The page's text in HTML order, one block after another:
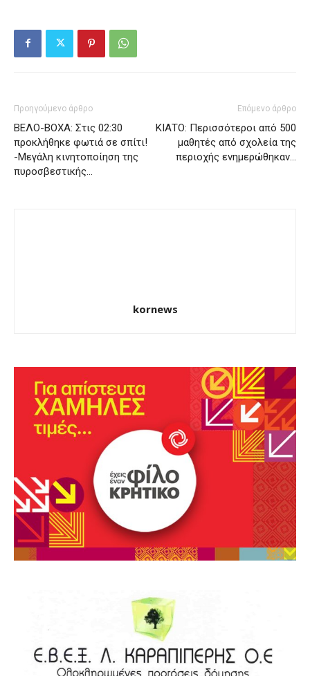
Προηγούμενο άρθρο
ΒΕΛΟ-ΒΟΧΑ: Στις 02:30
προκλήθηκε φωτιά σε σπίτι!
-Μεγάλη κινητοποίηση της
πυροσβεστικής…
Επόμενο άρθρο
ΚΙΑΤΟ: Περισσότεροι από 500
μαθητές από σχολεία της
περιοχής ενημερώθηκαν…
kornews